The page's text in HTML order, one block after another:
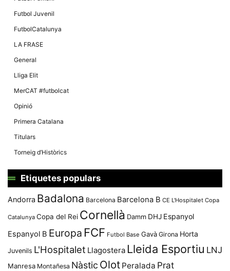
Futbol Juvenil
FutbolCatalunya
LA FRASE
General
Lliga Elit
MerCAT #futbolcat
Opinió
Primera Catalana
Titulars
Torneig d’Històrics
Etiquetes populars
Andorra Badalona Barcelona Barcelona B CE L'Hospitalet Copa
Catalunya Copa del Rei Cornellà Damm DHJ Espanyol
Espanyol B Europa FCF Futbol Base Gavà Girona Horta
Juvenils L'Hospitalet Llagostera Lleida Esportiu LNJ
Manresa Montañesa Nàstic Olot Peralada Prat